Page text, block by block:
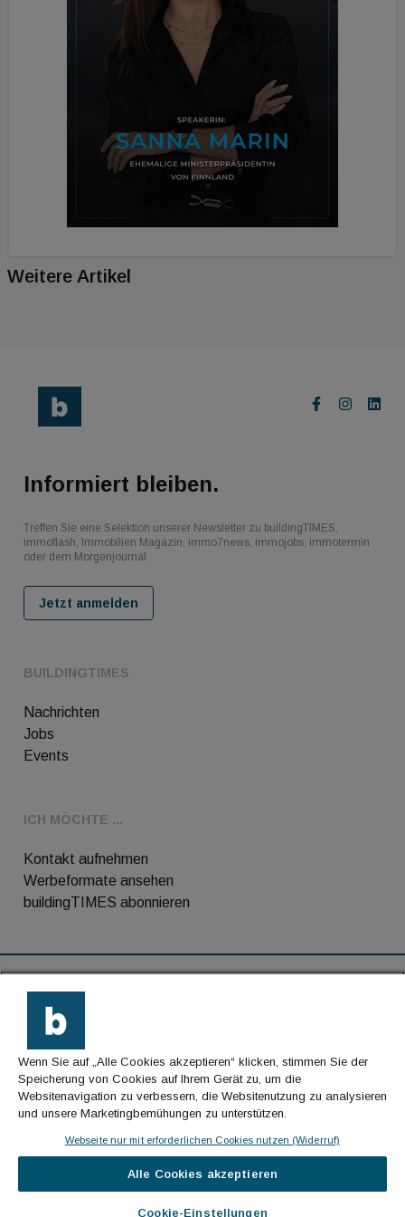
Weitere Artikel
BUILDINGTIMES
Nachrichten
Jobs
Events
ICH MÖCHTE ...
Kontakt aufnehmen
Werbeformate ansehen
buildingTIMES abonnieren
Informiert bleiben.
Treffen Sie eine Selektion unserer Newsletter zu buildingTIMES,
immoflash, Immobilien Magazin, immo7news, immojobs, immotermin
oder dem Morgenjournal
Jetzt anmelden
© Cachalot Media House GmbH - Alle Rechte
Kontakt
Impressum
Datenschutz
Wenn Sie auf „Alle Cookies akzeptieren“ klicken, stimmen Sie der
Speicherung von Cookies auf Ihrem Gerät zu, um die
Websitenavigation zu verbessern, die Websitenutzung zu analysieren
und unsere Marketingbemühungen zu unterstützen.
Webseite nur mit erforderlichen Cookies nutzen (Widerruf)
Alle Cookies akzeptieren
Cookie-Einstellungen